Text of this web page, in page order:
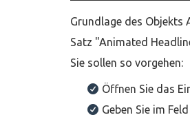
Grundlage des Objekts
Satz "Animated
Sie sollen so vorgehen:
Öffnen Sie das
Geben Sie im Feld